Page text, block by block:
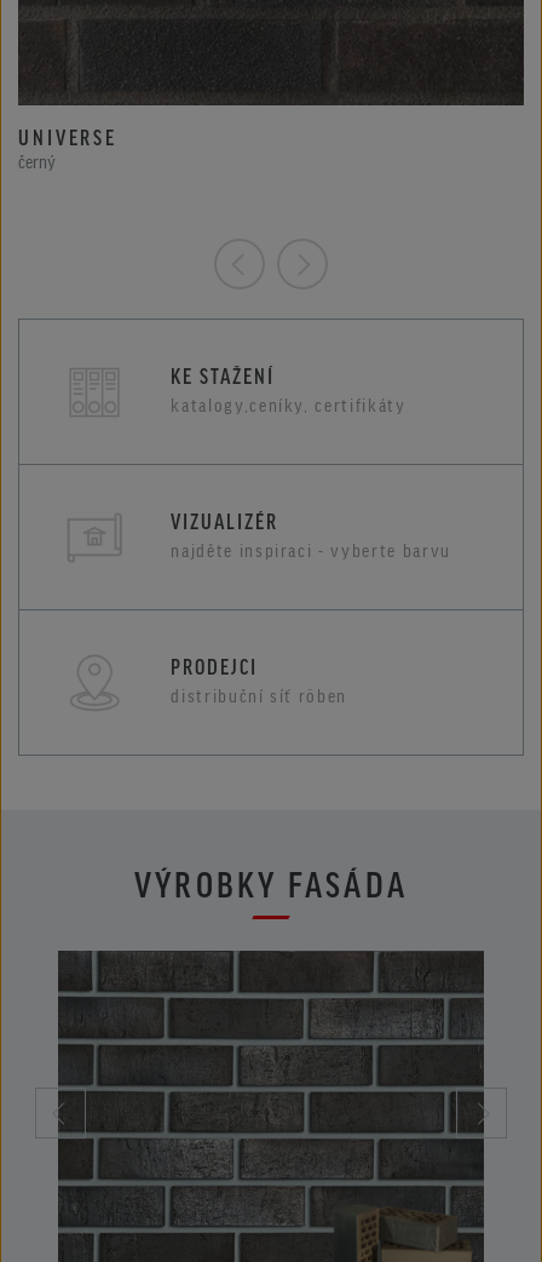
UNIVERSE
černý
KE STAŽENÍ
katalogy,ceníky, certifikáty
VIZUALIZÉR
najděte inspiraci - vyberte barvu
PRODEJCI
distribuční síť röben
VÝROBKY FASÁDA